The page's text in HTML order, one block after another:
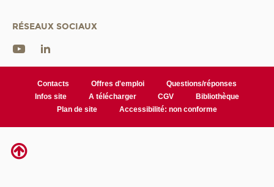
RÉSEAUX SOCIAUX
Contacts Offres d'emploi
Questions/réponses
Infos site
A télécharger CGV
Bibliothèque
Plan de site
Accessibilité: non conforme